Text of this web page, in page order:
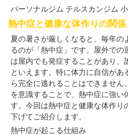
パーソナルジム テルスカンジム
熱中症と健康な体作りの関係
夏の暑さが厳しくなると、毎年の
るのが「熱中症」です。屋外での
は屋内でも発症することがあり、
といえます。特に体力に自信があ
ら完全に逃れることはできません
を意識することで、熱中症に強い
す。今回は熱中症と健康な体作り
下げてご紹介します。
熱中症が起こる仕組み